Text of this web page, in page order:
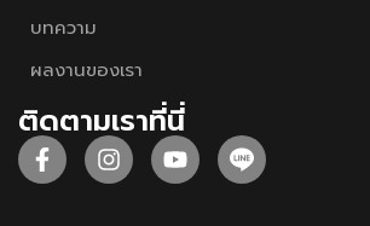
บทความ
ผลงานของเรา
ติดตามเราที่นี่